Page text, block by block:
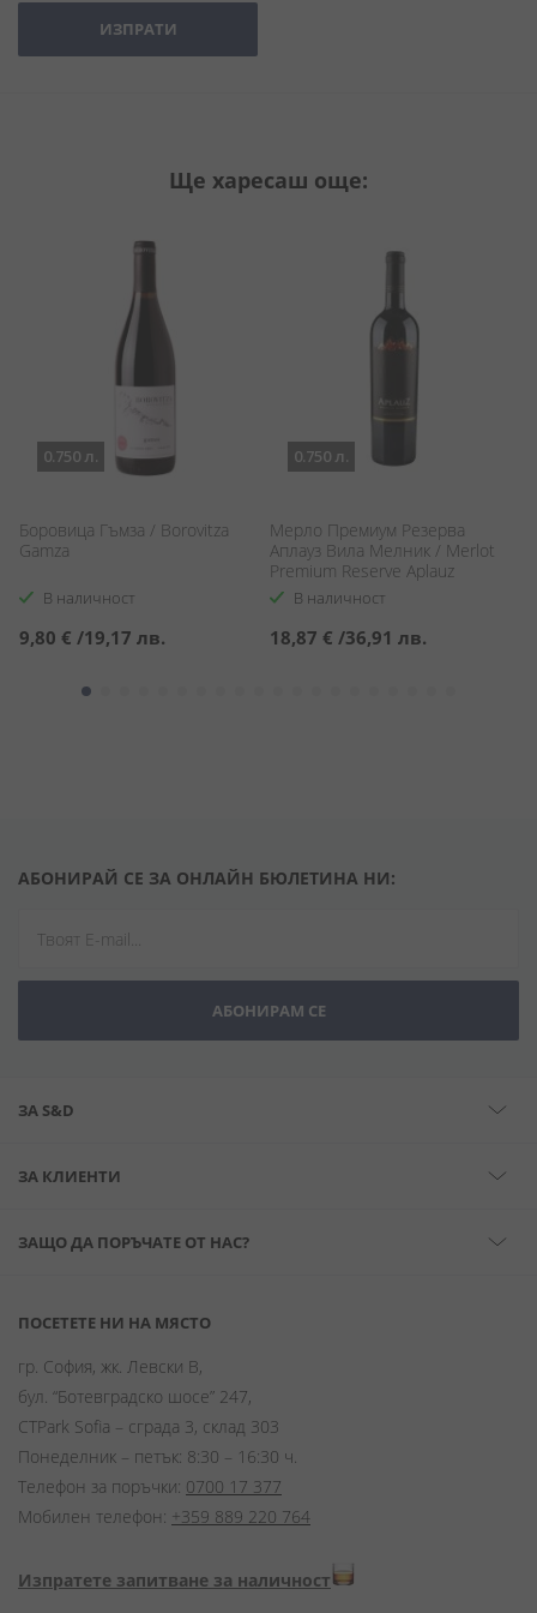
ИЗПРАТИ
Ще харесаш още:
0.750 л.
Боровица Гъмза / Borovitza
Gamza
В наличност
9,80 € /19,17 лв.
0.750 л.
Мерло Премиум Резерва
Аплауз Вила Мелник / Merlot
Premium Reserve Aplauz
В наличност
18,87 € /36,91 лв.
АБОНИРАЙ СЕ ЗА ОНЛАЙН БЮЛЕТИНА НИ:
АБОНИРАМ СЕ
ЗА S&D
ЗА КЛИЕНТИ
ЗАЩО ДА ПОРЪЧАТЕ ОТ НАС?
ПОСЕТЕТЕ НИ НА МЯСТО
гр. София, жк. Левски В,
бул. “Ботевградско шосе” 247,
CTPark Sofia – сграда 3, склад 303
Понеделник – петък: 8:30 – 16:30 ч.
Телефон за поръчки: 0700 17 377
Мобилен телефон: +359 889 220 764
Изпратете запитване за наличност